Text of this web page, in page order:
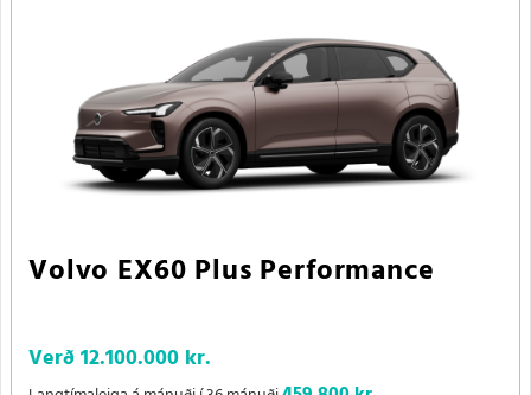
Volvo EX60 Plus Performance
Verð12.100.000 kr.